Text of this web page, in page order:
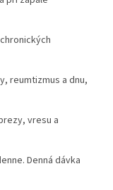
reumtizmus a dnu,
vresu a
Denná dávka